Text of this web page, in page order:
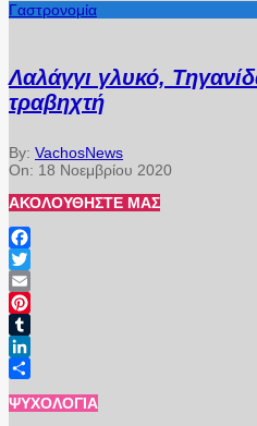
Γαστρονομία
Λαλάγγι γλυκό,
τραβηχτή
By: VachosNews
On: 18 Νοεμβρίου 2020
ΑΚΟΛΟΥΘΉΣΤΕ ΜΑΣ
Facebook
Twitter
Email
Pinterest
Tumblr
LinkedIn
Μοιραστείτε
ΨΥΧΟΛΟΓΊΑ